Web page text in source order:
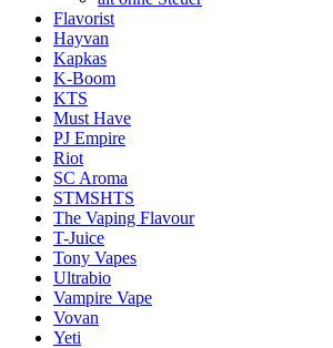
Flavorist
Hayvan
Kapkas
K-Boom
KTS
Must Have
PJ Empire
Riot
SC Aroma
STMSHTS
The Vaping Flavour
T-Juice
Tony Vapes
Ultrabio
Vampire Vape
Vovan
Yeti